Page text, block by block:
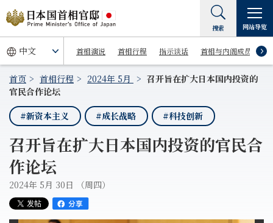
首相演说 首相行程 指示谈话 首相与内阁成员
搜索 网站导览
首页 首相行程 2024年 5月
召开旨在扩大日本国内投资的
官民合作论坛
#新资本主义
#成长战略 #科技创新
召开旨在扩大日本国内投资的官民合
作论坛
2024年 5月 30日 （周四）